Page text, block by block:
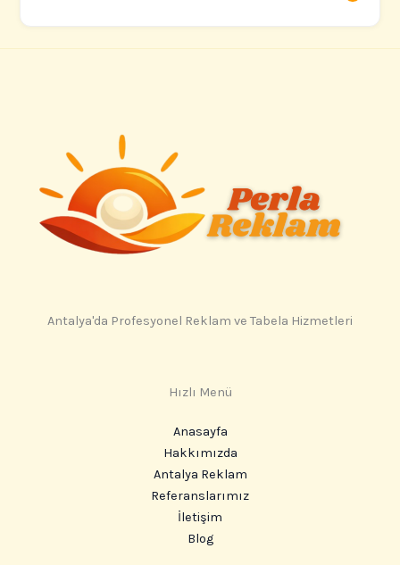
Antalya'da Profesyonel Reklam ve Tabela Hizmetleri
Hızlı Menü
Anasayfa
Hakkımızda
Antalya Reklam
Referanslarımız
İletişim
Blog